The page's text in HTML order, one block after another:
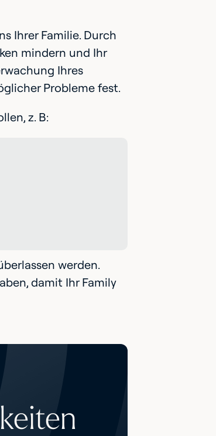
Ihrer Familie. Durch
mindern und Ihr
Ihres
Probleme fest.
z. B:
werden.
damit Ihr Family